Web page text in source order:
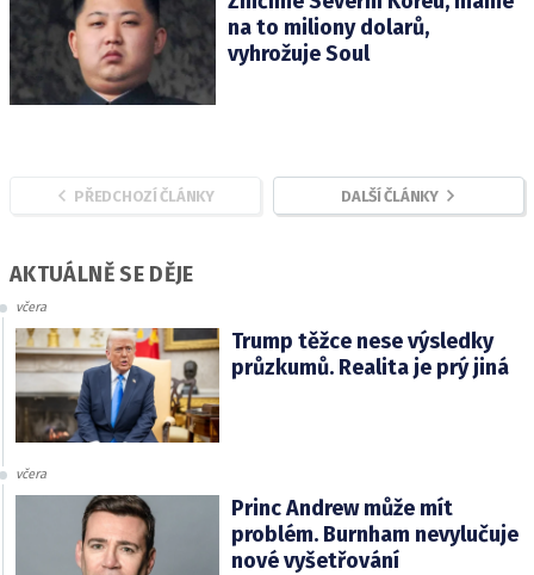
na to miliony dolarů,
vyhrožuje Soul
PŘEDCHOZÍ ČLÁNKY DALŠÍ ČLÁNKY
AKTUÁLNĚ SE DĚJE
včera
Trump těžce nese výsledky
průzkumů. Realita je prý jiná
včera
Princ Andrew může mít
problém. Burnham nevylučuje
nové vyšetřování